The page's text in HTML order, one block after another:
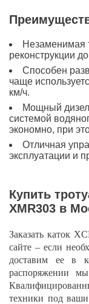
Незаменимая
реконструкции
Способен
чаще
км/ч.
Мощный
системой
экономно, при
Отличная
эксплуатации и
Купить
XMR303 в
Заказать каток
сайте – если
доставим ее в
распоряжении
техники под